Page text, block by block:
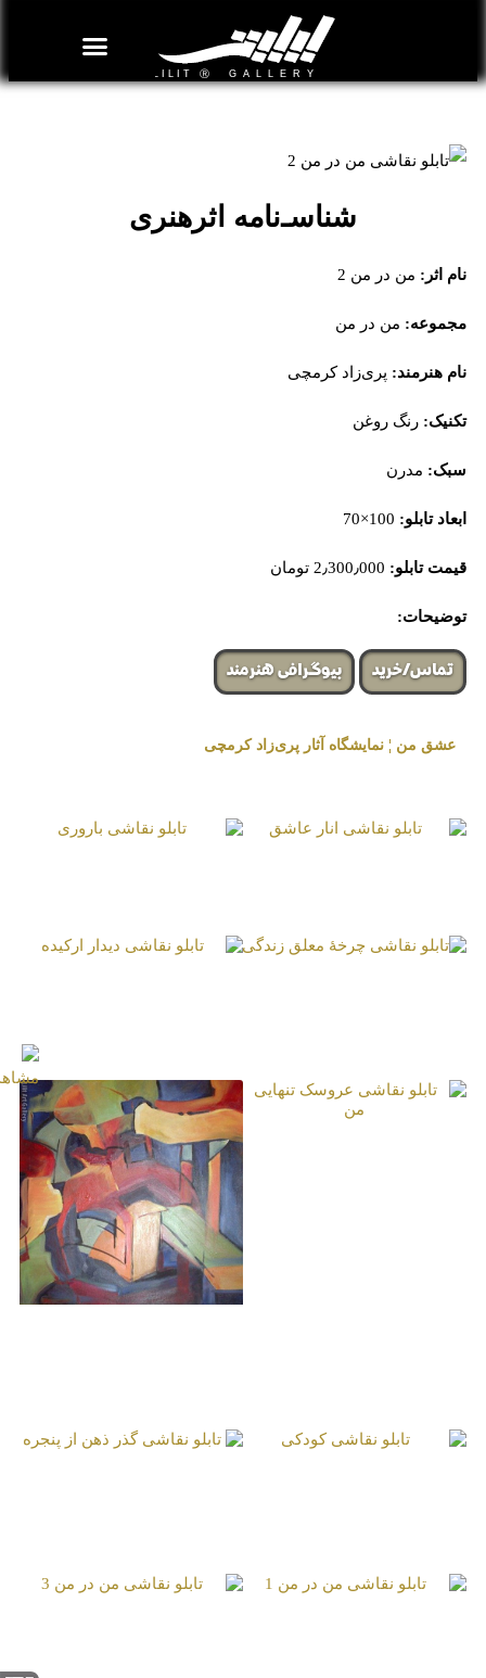
شناسـ‌نامه اثرهنری
نام اثر: من‌‌‌ در من 2
مجموعه: من‌‌‌ در من
نام هنرمند: پری‌زاد کرمچی
تکنیک: رنگ روغن
سبک: مدرن
ابعاد تابلو:
قیمت تابلو:
توضیحات:
تماس/خرید بیوگرافی هنرمند
عشق من ¦ نمایشگاه آثار پری‌زاد کرمچی